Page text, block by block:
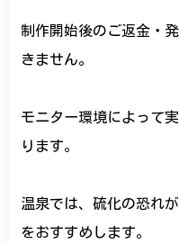
制作開始後のご返金・
きません。
モニター環境によって
ります。
温泉では、硫化の恐れ
をおすすめします。